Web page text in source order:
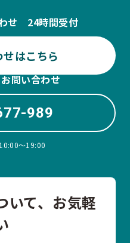
せ 24時間受付
はこちら
問い合わせ
989
〜19:00
いて、お気軽